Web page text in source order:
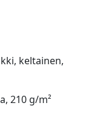
keltainen,
210 g/m²